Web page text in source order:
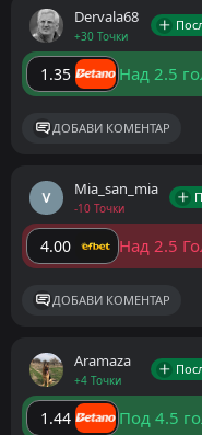
Dervala68
+30 Точки
1.35 Над 2.5
ДОБАВИ КОМЕНТАР
Mia_san_mia
-10 Точки
4.00 Над 2.5
ДОБАВИ КОМЕНТАР
Aramaza
+4 Точки
1.44 Под 4.5